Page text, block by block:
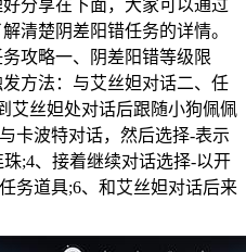
分享在下面，大家可以通过
清楚阴差阳错任务的详情。
攻略一、阴差阳错等级限
方法：与艾丝妲对话二、任
艾丝妲处对话后跟随小狗佩佩
卡波特对话，然后选择-表示
;4、接着继续对话选择-以开
务道具;6、和艾丝妲对话后来